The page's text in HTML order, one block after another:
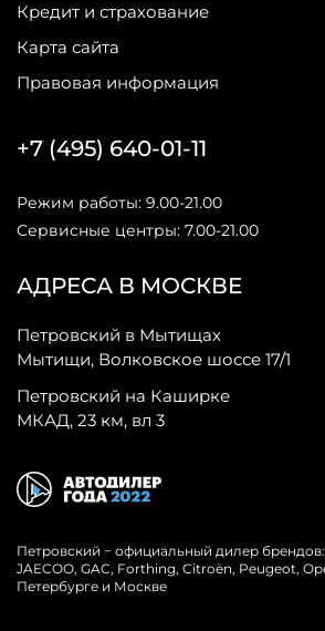
Кредит и страхование
Карта сайта
Правовая информация
АДРЕСА В МОСКВЕ
Петровский в Мытищах
Мытищи, Волковское шоссе 17/1
Петровский на Каширке
МКАД, 23 км, вл 3
+7 (495) 640-01-11
Режим работы: 9.00-21.00
Сервисные центры: 7.00-21.00
Петровский − официальный дилер
JAECOO, GAC, Forthing, Citroёn, Peugeot,
Петербурге и Москве